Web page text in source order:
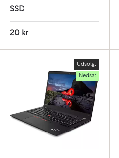
SSD
20 kr
Udsolgt
Nedsat